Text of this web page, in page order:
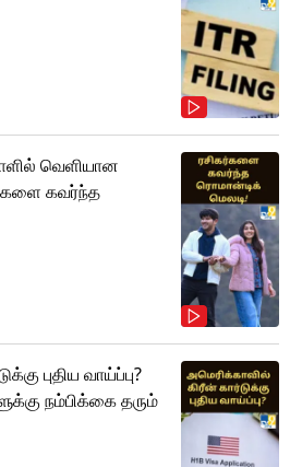
வெளியான
கவர்ந்த
புதிய வாய்ப்பு?
நம்பிக்கை தரும்